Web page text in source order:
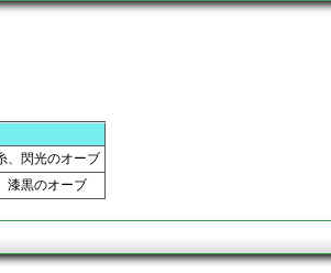
、閃光のオーブ
漆黒のオーブ